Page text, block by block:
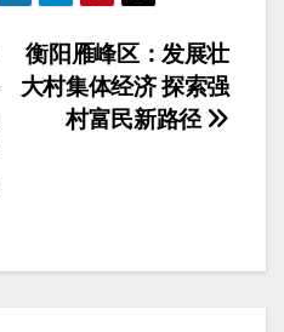
衡阳雁峰区：发展壮
大村集体经济 探索强
村富民新路径